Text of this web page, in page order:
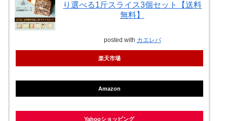
り選べる1斤スライス3個セット【送料
無料】
posted with カエレバ
楽天市場
Amazon
Yahooショッピング